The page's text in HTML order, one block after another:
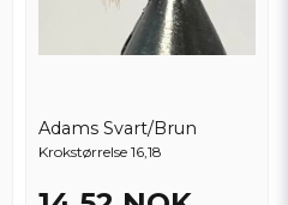
Adams Svart/Brun
Krokstørrelse 16,18